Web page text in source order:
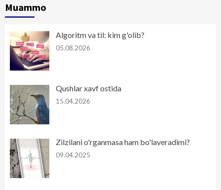
Muammo
Algoritm va til: kim g'olib?
05.08.2026
Qushlar xavf ostida
15.04.2026
Zilzilani o'rganmasa ham bo'laveradimi?
09.04.2025